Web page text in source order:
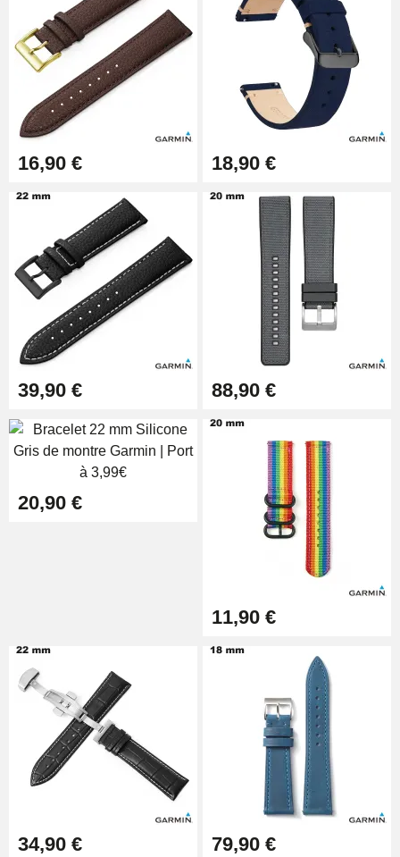
9,90 €
Pince à Poinçonner (pince trou)
Pince Trou pour Bracelet de
Kit Horlogerie Débutant
26,90 €
Boîte Pompe Bracelet Montre -
Diamètre 1,50 mm - 8 à 25 mm
Boîte Pompe pour Bracelet
Montre - Diamètre 1,80 mm - 8 à
16,90 € 18,90 €
39,90 € 88,90 €
20,90 €
11,90 €
34,90 € 79,90 €